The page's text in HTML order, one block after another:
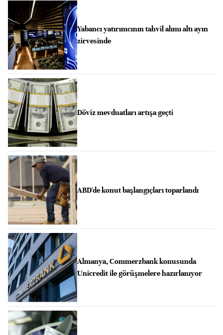
Yabancı yatırımcının tahvil alımı altı ayın
zirvesinde
Döviz mevduatları artışa geçti
ABD'de konut başlangıçları toparlandı
Almanya, Commerzbank konusunda
Unicredit ile görüşmelere hazırlanıyor